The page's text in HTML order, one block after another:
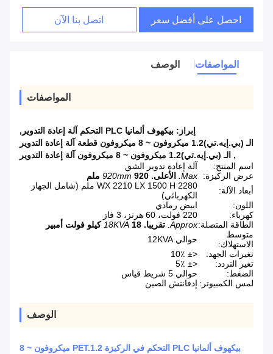
احصل على أفضل سعر اتصل بنا الآن
المواصفات الوصف
المواصفات
إبراز: بيكهوف ألمانيا PLC التحكم آلة إعادة التدوير
,
الـ (بي.إيه.تي)1.2 ميكروفون ~ 8 ميكروفون قطعة آلة إعادة التدوير
, الـ (بي.إيه.تي)1.2 ميكروفون ~ 8 ميكروفون آلة إعادة التدوير
اسم المنتج:
آلة إعادة تدوير الشق
عرض الركيزة:
Max. الأعلى. 920mm 920 ملم
أبعاد الآلة:
2280 WX 2210 LX 1500 H ملم (شامل الجهاز
الكهربائي)
اللون:
ابيض رمادي
كهرباء:
220 فولت، 60 هرتز، 3 فاز
الطاقة المتصلة:Approx. تقريبا. 18KVA 18 كيلو فولت أمبير
متوسط ​​
الاستهلاك:
حوالي 12KVA
تغيرات الجهد:
<± 10٪
تغير التردد:
<± 5٪
الضغط:
حوالي 5 شريط قياس
لمس الكمبيوتر: إدفانتش الصين
الوصف
بيكهوف ألمانيا PLC التحكم في الركيزة PET.1.2 ميكروفون ~ 8